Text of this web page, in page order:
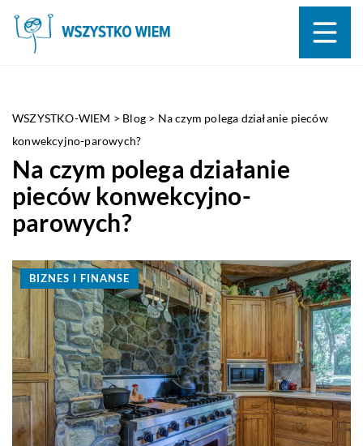
WSZYSTKO-WIEM > Blog > Na czym polega działanie pieców
konwekcyjno-parowych?
Na czym polega działanie
pieców konwekcyjno-
parowych?
BIZNES I FINANSE